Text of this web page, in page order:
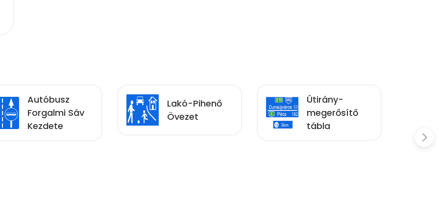
Autóbusz
Forgalmi Sáv
Kezdete
Lakó-Pihenő
Övezet
Útirány-
megerősítő
tábla